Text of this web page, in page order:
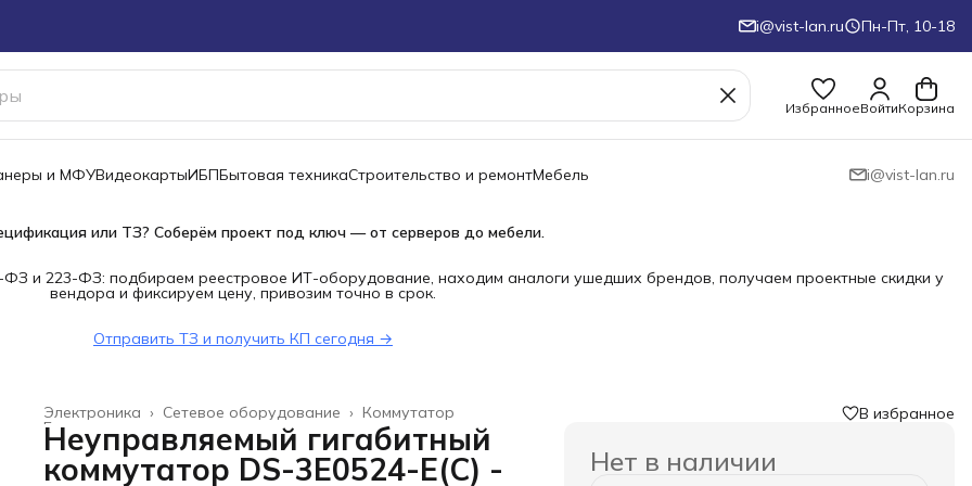
i@vist-lan.ru Пн-Пт, 10-18
ИзбранноеВойтиКорзина
и МФУВидеокартыИБПБытовая техникаСтроительство и ремонтМебель i@vist-lan.ru
или ТЗ? Соберём проект под ключ — от серверов до мебели.
и 223-ФЗ: подбираем реестровое ИТ-оборудование, находим аналоги ушедших брендов, получаем проектные скидки у
вендора и фиксируем цену, привозим точно в срок.
Отправить ТЗ и получить КП сегодня →
Коммутатор
Сетевое оборудование ›
Электроника ›
Главная
Неуправляемый гигабитный
коммутатор DS-3E0524-E(C) -
В избранное
Нет в наличии